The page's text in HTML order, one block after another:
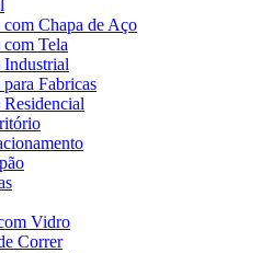
Chapa de Aço
Tela
Fabricas
Vidro
Correr